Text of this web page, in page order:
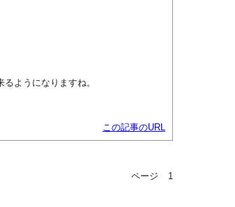
ようになりますね。
この記事のURL
ページ
1